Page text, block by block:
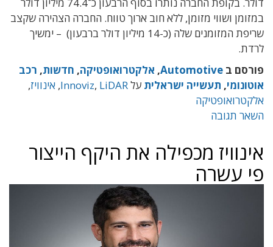
במזומן ושווי מזומן, ללא חוב ארוך טווח. החברה הצהירה שקצב
שריפת המזומנים שלה (כ-14 מיליון דולר ברבעון) – ימשיך
לרדת.
פורסם ב Automotive
, אלקטרואופטיקה, חדשות, רכב
אוטונומי, תעשייה ישראלית על Innoviz, LiDAR
, אינוויז,
אלקטרואופטיקה
השאר תגובה
אינוויז מכפילה את היקף הייצור
פי עשרה